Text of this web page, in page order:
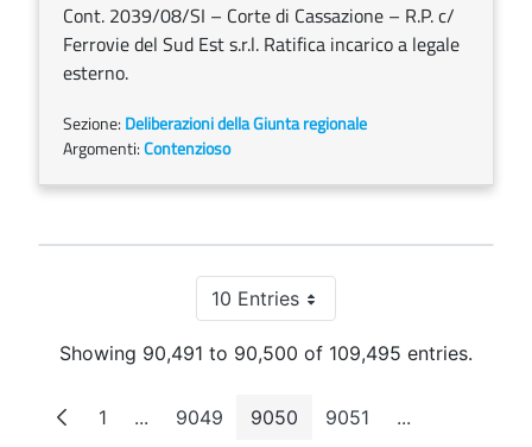
Cont. 2039/08/SI – Corte di Cassazione – R.P. c/
Ferrovie del Sud Est s.r.l. Ratifica incarico a legale
esterno.
Sezione: Deliberazioni della Giunta regionale
Argomenti:Contenzioso
10 EntriesPer Page
Showing 90,491 to 90,500 of 109,495 entries.
Page
1 ...Intermediate Pages
Page
9049 Page
9050 Page
9051 ...Intermediate